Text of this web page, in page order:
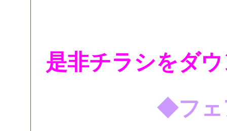
是非チラシをダ
◆フェ